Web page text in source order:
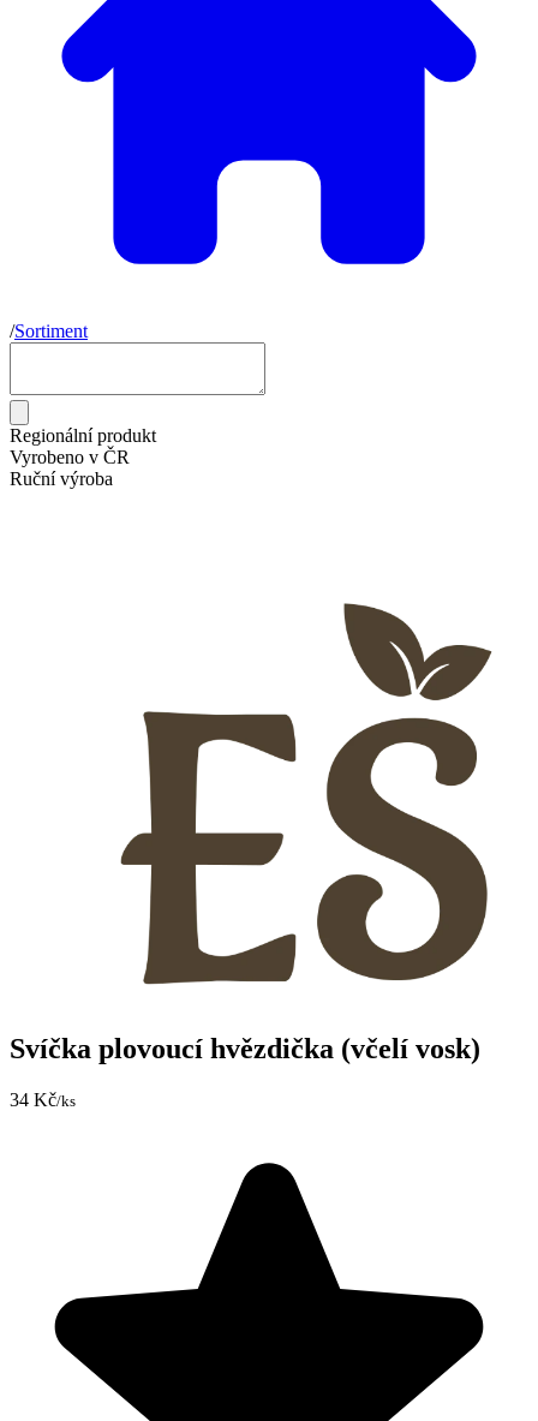
/Sortiment
Regionální produkt
Vyrobeno v ČR
Ruční výroba
Svíčka plovoucí hvězdička (včelí vosk)
34 Kč/ks